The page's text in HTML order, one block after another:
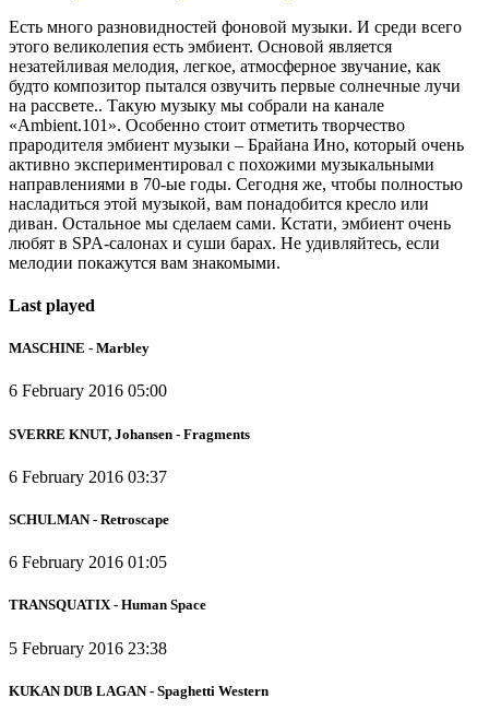
Есть много разновидностей фоновой музыки. И среди всего
этого великолепия есть эмбиент. Основой является
незатейливая мелодия, легкое, атмосферное звучание, как
будто композитор пытался озвучить первые солнечные лучи
на рассвете.. Такую музыку мы собрали на канале
«Ambient.101». Особенно стоит отметить творчество
прародителя эмбиент музыки – Брайана Ино, который очень
активно экспериментировал с похожими музыкальными
направлениями в 70-ые годы. Сегодня же, чтобы полностью
насладиться этой музыкой, вам понадобится кресло или
диван. Остальное мы сделаем сами. Кстати, эмбиент очень
любят в SPA-салонах и суши барах. Не удивляйтесь, если
мелодии покажутся вам знакомыми.
Last played
MASCHINE - Marbley
6 February 2016 05:00
SVERRE KNUT, Johansen - Fragments
6 February 2016 03:37
SCHULMAN - Retroscape
6 February 2016 01:05
TRANSQUATIX - Human Space
5 February 2016 23:38
KUKAN DUB LAGAN - Spaghetti Western